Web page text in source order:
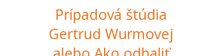
Prípadová štúdia
Gertrud Wurmovej